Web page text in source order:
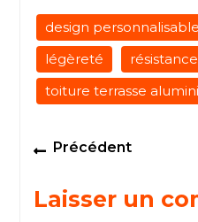
design personnalisable
légèreté
toiture terrasse
Navigation
de
l’article
PrécédentPrevious
Laisser un